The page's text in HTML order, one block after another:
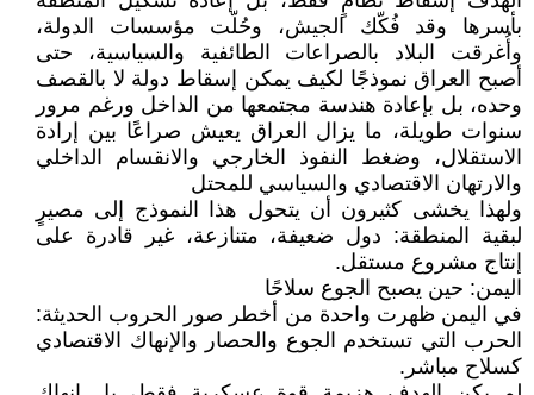
بأسرها وقد فُكّك الجيش، وحُلّت مؤسسات الدولة،
وأُغرقت البلاد بالصراعات الطائفية والسياسية، حتى
أصبح العراق نموذجًا لكيف يمكن إسقاط دولة لا بالقصف
وحده، بل بإعادة هندسة مجتمعها من الداخل ورغم مرور
سنوات طويلة، ما يزال العراق يعيش صراعًا بين إرادة
الاستقلال، وضغط النفوذ الخارجي والانقسام الداخلي
والارتهان الاقتصادي والسياسي للمحتل
ولهذا يخشى كثيرون أن يتحول هذا النموذج إلى مصيرٍ
لبقية المنطقة: دول ضعيفة، متنازعة، غير قادرة على
إنتاج مشروع مستقل.
اليمن: حين يصبح الجوع سلاحًا
في اليمن ظهرت واحدة من أخطر صور الحروب الحديثة:
الحرب التي تستخدم الجوع والحصار والإنهاك الاقتصادي
كسلاح مباشر.